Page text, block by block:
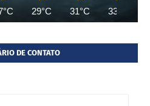
29°C 31°C 33°C
DE CONTATO